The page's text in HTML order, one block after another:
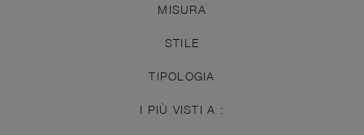
MISURA
STILE
TIPOLOGIA
I PIÙ VISTI A :